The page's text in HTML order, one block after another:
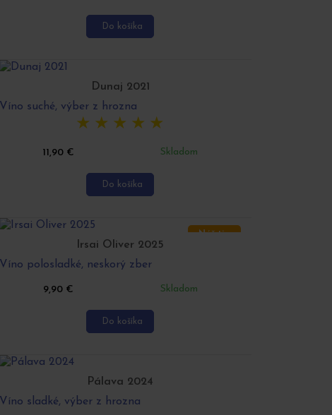
Do košíka
Dunaj 2021
Víno suché, výber z hrozna
★ ★ ★ ★ ★
11,90 € Skladom
Do košíka
Náš tip
Irsai Oliver 2025
Víno polosladké, neskorý zber
9,90 € Skladom
Do košíka
Pálava 2024
Víno sladké, výber z hrozna